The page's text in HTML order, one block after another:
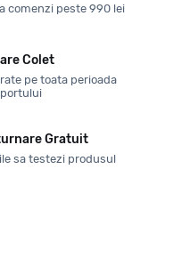
comenzi peste 990 lei
Colet
pe toata perioada
Gratuit
sa testezi produsul